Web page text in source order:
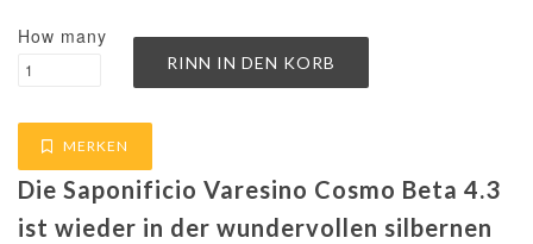
How many
MERKEN
Die Saponificio Varesino Cosmo Beta 4.3
ist wieder in der wundervollen silbernen